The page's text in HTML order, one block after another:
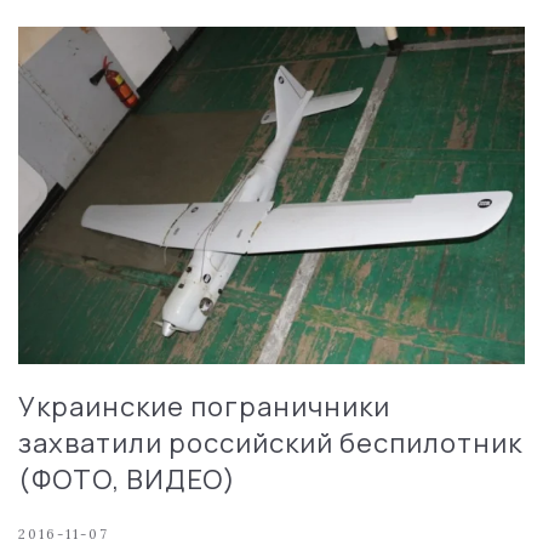
Украинские пограничники
захватили российский беспилотник
(ФОТО, ВИДЕО)
2016-11-07